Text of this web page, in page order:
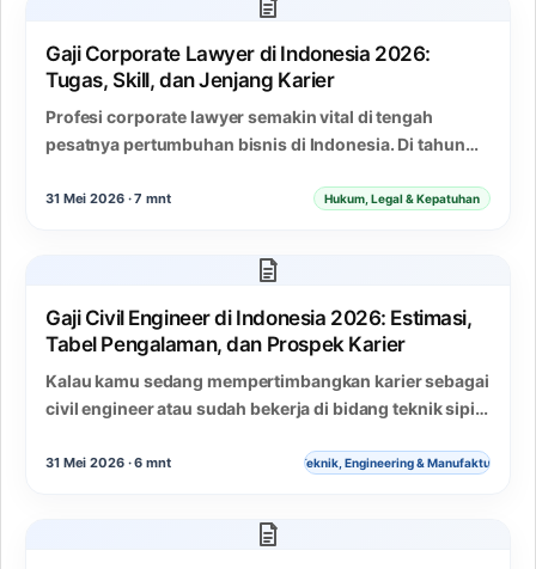
Gaji Corporate Lawyer di Indonesia 2026:
Tugas, Skill, dan Jenjang Karier
Profesi corporate lawyer semakin vital di tengah
pesatnya pertumbuhan bisnis di Indonesia. Di tahun
mumpuni terus…
31 Mei 2026 · 7 mnt Hukum, Legal & Kepatuhan
Gaji Civil Engineer di Indonesia 2026: Estimasi,
Tabel Pengalaman, dan Prospek Karier
Kalau kamu sedang mempertimbangkan karier sebagai
civil engineer atau sudah bekerja di bidang teknik sipil,
31 Mei 2026 · 6 mnt Teknik, Engineering & Manufaktur